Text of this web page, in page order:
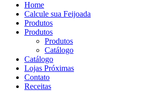
Home
Calcule sua Feijoada
Produtos
Produtos
Produtos
Catálogo
Catálogo
Lojas Próximas
Contato
Receitas